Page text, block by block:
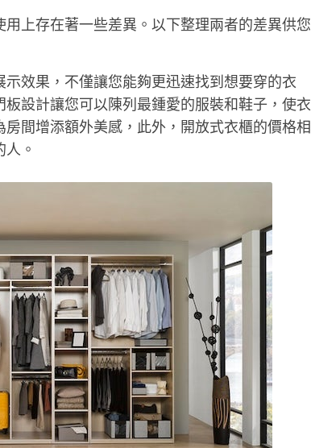
用上存在著一些差異。以下整理兩者的差異供您
效果，不僅讓您能夠更迅速找到想要穿的衣
設計讓您可以陳列最鍾愛的服裝和鞋子，使衣
間增添額外美感，此外，開放式衣櫃的價格相
。